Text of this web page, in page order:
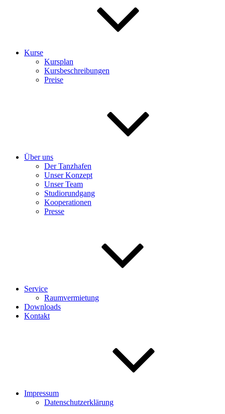
Kurse
Kursplan
Kursbeschreibungen
Preise
Über uns
Der Tanzhafen
Unser Konzept
Unser Team
Studiorundgang
Kooperationen
Presse
Service
Raumvermietung
Downloads
Kontakt
Impressum
Datenschutzerklärung